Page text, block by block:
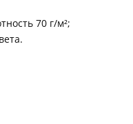
70 г/м²;